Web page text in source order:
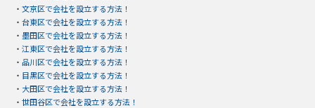
・ 文京区で会社を設立する方法！
・ 台東区で会社を設立する方法！
・ 墨田区で会社を設立する方法！
・ 江東区で会社を設立する方法！
・ 品川区で会社を設立する方法！
・ 目黒区で会社を設立する方法！
・ 大田区で会社を設立する方法！
・ 世田谷区で会社を設立する方法！